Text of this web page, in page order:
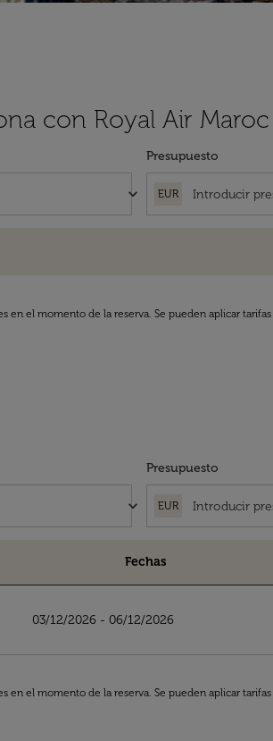
con Royal Air Maroc
keyboard_arrow_down
Presupuesto
EUR
el momento de la reserva. Se pueden aplicar
keyboard_arrow_down
Presupuesto
EUR
Fechas
03/12/2026 - 06/12/2026
el momento de la reserva. Se pueden aplicar